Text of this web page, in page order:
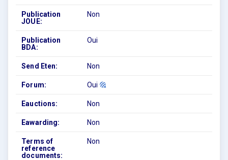
Publication
JOUE:
Non
Publication
BDA:
Oui
Send Eten: Non
Forum: Oui
Eauctions: Non
Eawarding: Non
Terms of
reference
documents:
Non